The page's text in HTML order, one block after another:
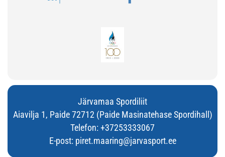
Järvamaa Spordiliit
Aiavilja 1, Paide 72712 (Paide Masinatehase Spordihall)
Telefon: +37253333067
E-post: piret.maaring@jarvasport.ee